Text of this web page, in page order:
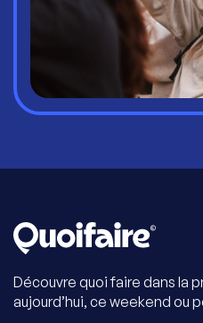
Découvre quoi faire dans la
aujourd’hui, ce weekend ou